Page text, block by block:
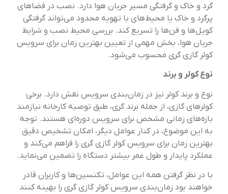
گرد و خاک و گرفتگی مسیر جریان هوا دارد. نصب در فضاهای
پرگرد و خاک یا محیط‌های با تهویه محدود می‌تواند گرفتگی
کویل‌ها و فن‌ها را تسریع کند. بررسی محیط نصب و شرایط
جریان هوا، بخش مهمی از تعیین بهترین زمان برای سرویس
کولر گازی گری محسوب می‌شود.
نوع کولر و برند
نوع و برند کولر نیز در زمان‌بندی سرویس نقش دارد. برخی
کولرهای گازی، از جمله برند گری، طبق توصیه کارخانه نیازمند
بازه‌های زمانی مشخص برای سرویس دوره‌ای هستند. توجه
به این موضوع، در کنار عوامل دیگر، امکان تشخیص دقیق
بهترین زمان برای سرویس کولر گازی گری را فراهم می‌کند و
عملکرد پایدار و طول عمر بیشتر دستگاه را تضمین می‌نماید.
با در نظر گرفتن همه این عوامل، تکنسین‌ها و کاربران قادر
خواهند بود زمان‌بندی سرویس کولر گازی گری را بهینه کنند